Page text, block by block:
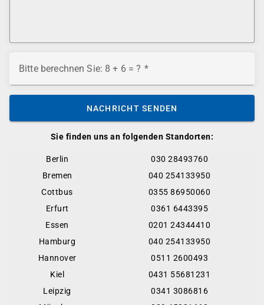
Sie finden uns an folgenden Standorten:
Berlin
030 28493760
Bremen
040 254133950
Cottbus
0355 86950060
Erfurt
0361 6443395
Essen
0201 24344410
Hamburg
040 254133950
Hannover
0511 2600493
Kiel
0431 55681231
Leipzig
0341 3086816
Bitte berechnen Sie: 8 + 6 = ?
NACHRICHT SENDEN